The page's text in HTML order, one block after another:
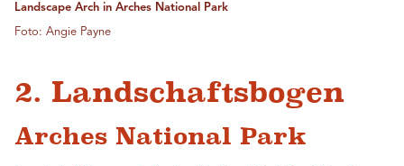
Landscape Arch in Arches National Park
Foto: Angie Payne
2. Landschaftsbogen
Arches National Park